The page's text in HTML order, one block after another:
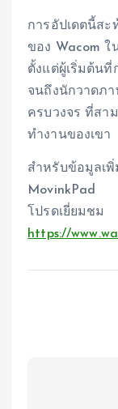
การอัปเดตนี้สะ
ของ Wacom
ตั้งแต่ผู้เริ่มต้นที่
จนถึงนักวาดภ
ครบวงจร ที่สา
ทำงานของเขา
สำหรับข้อมูลเพิ่
MovinkPad
โปรดเยี่ยมชม
https://